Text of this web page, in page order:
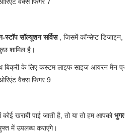
सॉल्यूशन सर्विस, जिसमें कॉन्सेप्ट डिजाइन,
शामिल है।
कोई खराबी पाई जाती है, तो या तो हम आपकोभुगतान
में उपलब्ध कराएंगे।